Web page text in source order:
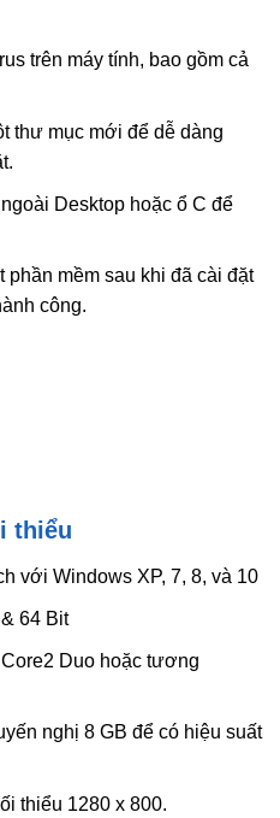
trên máy tính, bao gồm cả
thư mục mới để dễ dàng
Desktop hoặc ổ C để
phần mềm sau khi đã cài đặt
công.
thiểu
với Windows XP, 7, 8, và 10
64 Bit
Duo hoặc tương
nghị 8 GB để có hiệu suất
thiểu 1280 x 800.